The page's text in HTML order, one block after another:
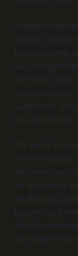
Matematiksel
gelebilir,
“sıfır dizisi”
gözlerinizi kısıp
olabilirsiniz.
pek de
Sıfır dizisi,
sıfırların
dizi teorisi ve
yer tutar. Ama
de, daha çok
taşlarından
dizisini
Sıfır Dizisinin